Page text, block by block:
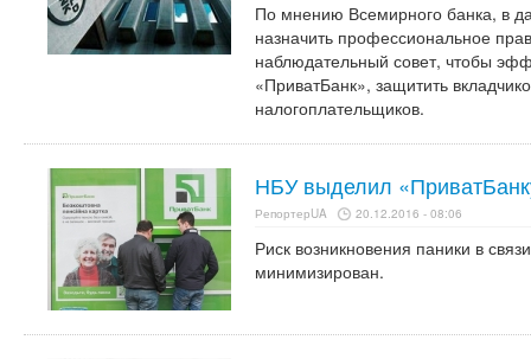
По мнению Всемирного банка, в
назначить профессиональное
наблюдательный совет, чтобы
«ПриватБанк», защитить
налогоплательщиков.
НБУ выделил
РепортерUA 20.12.2016 - 08:06
Риск возникновения паники в
минимизирован.